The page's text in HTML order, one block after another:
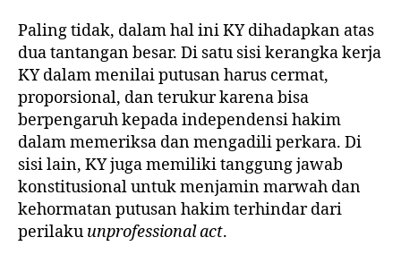
Paling tidak, dalam hal ini KY dihadapkan atas
dua tantangan besar. Di satu sisi kerangka kerja
KY dalam menilai putusan harus cermat,
proporsional, dan terukur karena bisa
berpengaruh kepada independensi hakim
dalam memeriksa dan mengadili perkara. Di
sisi lain, KY juga memiliki tanggung jawab
konstitusional untuk menjamin marwah dan
kehormatan putusan hakim terhindar dari
perilaku unprofessional act.